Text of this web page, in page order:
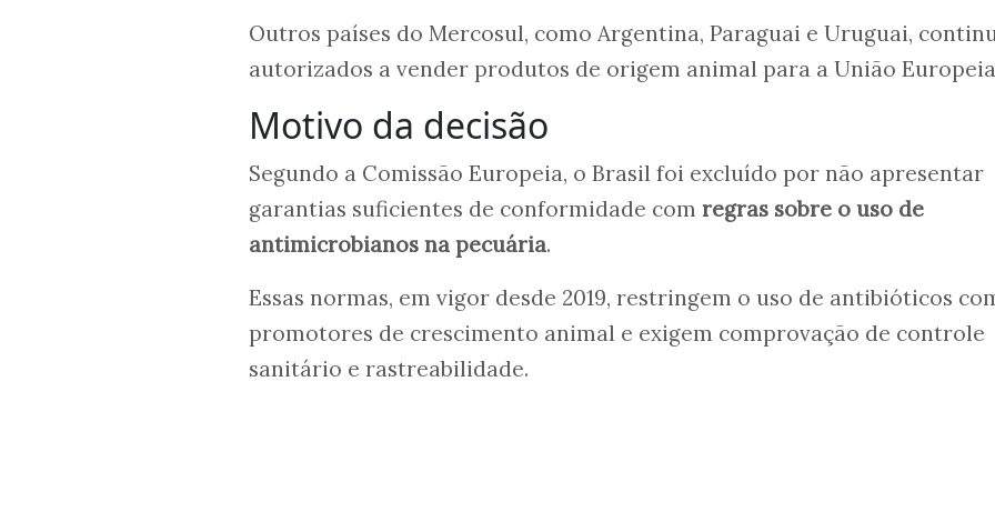
Outros países do Mercosul, como Argentina, Paraguai e Uruguai,
autorizados a vender produtos de origem animal para a União
Motivo da decisão
Segundo a Comissão Europeia, o Brasil foi excluído por não apresentar
garantias suficientes de conformidade com regras sobre o uso de
antimicrobianos na pecuária.
Essas normas, em vigor desde 2019, restringem o uso de antibióticos
promotores de crescimento animal e exigem comprovação de controle
sanitário e rastreabilidade.